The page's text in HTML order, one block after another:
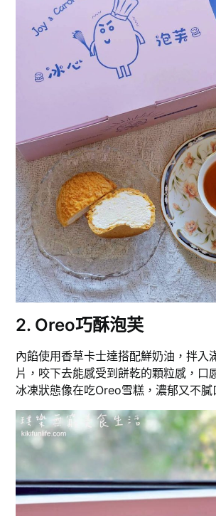
2. Oreo巧酥泡芙
內餡使用香草卡士達搭配鮮奶油，拌入
片，咬下去能感受到餅乾的顆粒感，口
冰凍狀態像在吃Oreo雪糕，濃郁又不膩